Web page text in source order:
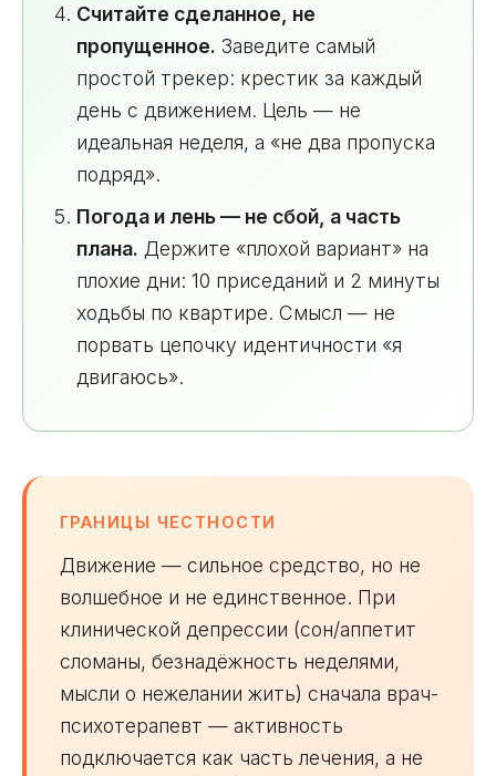
Считайте сделанное, не
пропущенное. Заведите самый
простой трекер: крестик за каждый
день с движением. Цель — не
идеальная неделя, а «не два пропуска
подряд».
Погода и лень — не сбой, а часть
плана. Держите «плохой вариант» на
плохие дни: 10 приседаний и 2 минуты
ходьбы по квартире. Смысл — не
порвать цепочку идентичности «я
двигаюсь».
ГРАНИЦЫ ЧЕСТНОСТИ
Движение — сильное средство, но не
волшебное и не единственное. При
клинической депрессии (сон/аппетит
сломаны, безнадёжность неделями,
мысли о нежелании жить) сначала врач-
психотерапевт — активность
подключается как часть лечения, а не